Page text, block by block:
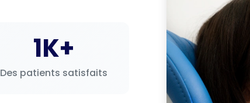
du problème, proposera une approche
de l’apparence tout en protégeant la fonction.
1K+
Des patients satisfaits